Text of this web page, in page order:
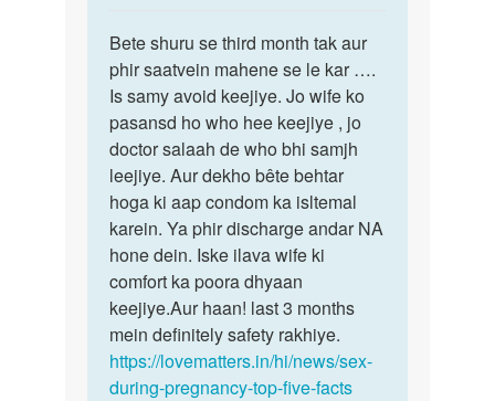
to
kya
pregnenci
me
sex
karna
by
Anonymous
Bete
shuru
se
third
month
tak
Bete shuru se third month tak aur
phir saatvein mahene se le kar ….
Is samy avoid keejiye. Jo wife ko
pasansd ho who hee keejiye , jo
doctor salaah de who bhi samjh
leejiye. Aur dekho bête behtar
hoga ki aap condom ka isltemal
karein. Ya phir discharge andar NA
hone dein. Iske ilava wife ki
comfort ka poora dhyaan
keejiye.Aur haan! last 3 months
mein definitely safety rakhiye.
https://lovematters.in/hi/news/sex-
during-pregnancy-top-five-facts